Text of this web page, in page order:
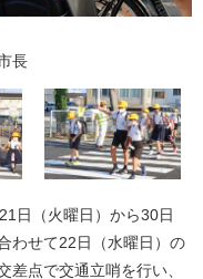
長
日（火曜日）から30日
わせて22日（水曜日）の
点で交通立哨を行い、